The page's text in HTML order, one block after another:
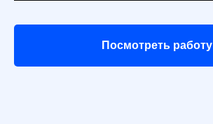
Посмотреть работу